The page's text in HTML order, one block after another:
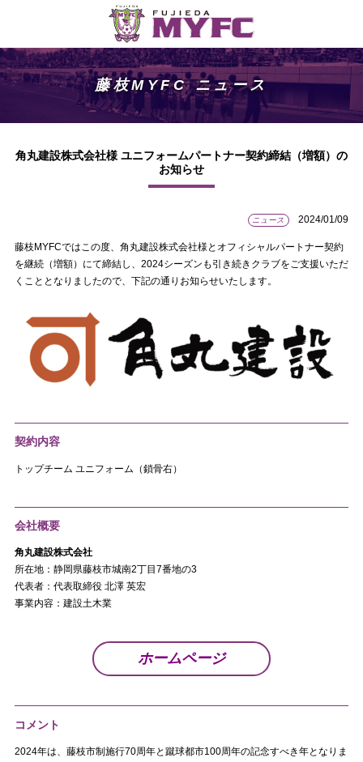
藤枝MYFC ニュース
角丸建設株式会社様 ユニフォームパートナー契約締結（増額）の
お知らせ
ニュース 2024/01/09
藤枝MYFCではこの度、角丸建設株式会社様とオフィシャルパートナー契約
を継続（増額）にて締結し、2024シーズンも引き続きクラブをご支援いただ
くこととなりましたので、下記の通りお知らせいたします。
契約内容
トップチーム ユニフォーム（鎖骨右）
会社概要
角丸建設株式会社
所在地：静岡県藤枝市城南2丁目7番地の3
代表者：代表取締役 北澤 英宏
事業内容：建設土木業
ホームページ
コメント
2024年は、藤枝市制施行70周年と蹴球都市100周年の記念すべき年となりま